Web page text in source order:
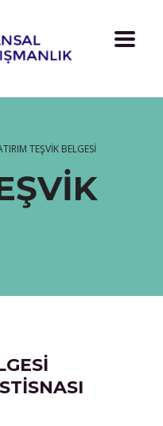
TEŞVİK BELGESİ